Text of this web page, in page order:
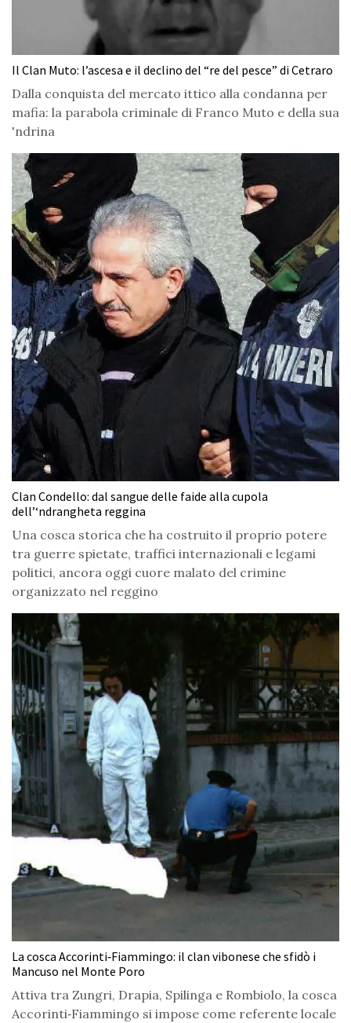
Il Clan Muto: l’ascesa e il declino del “re del pesce” di Cetraro
Dalla conquista del mercato ittico alla condanna per
mafia: la parabola criminale di Franco Muto e della sua
'ndrina
Clan Condello: dal sangue delle faide alla cupola
dell’‘ndrangheta reggina
Una cosca storica che ha costruito il proprio potere
tra guerre spietate, traffici internazionali e legami
politici, ancora oggi cuore malato del crimine
organizzato nel reggino
La cosca Accorinti‑Fiammingo: il clan vibonese che sfidò i
Mancuso nel Monte Poro
Attiva tra Zungri, Drapia, Spilinga e Rombiolo, la cosca
Accorinti‑Fiammingo si impose come referente locale